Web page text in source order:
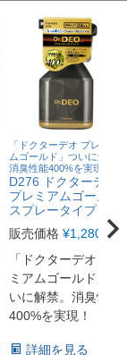
「ドクターデオ プレミア
ムゴールド」ついに解禁。
消臭性能400%を実現！
D276 ドクターデオ
プレミアムゴールド
スプレータイプ 無香
販売価格 ¥1,280 税込
「ドクターデオ プレ
ミアムゴールド」つ
いに解禁。消臭性能
400%を実現！
詳細を見る